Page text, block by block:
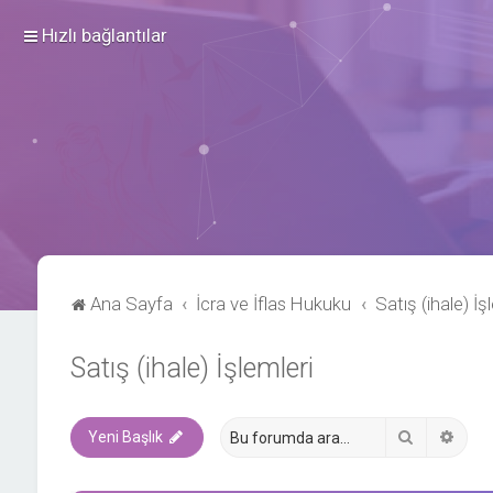
Hızlı bağlantılar
Ana Sayfa İcra ve İflas Hukuku Satış (ihale)
Satış (ihale) İşlemleri
Yeni Başlık